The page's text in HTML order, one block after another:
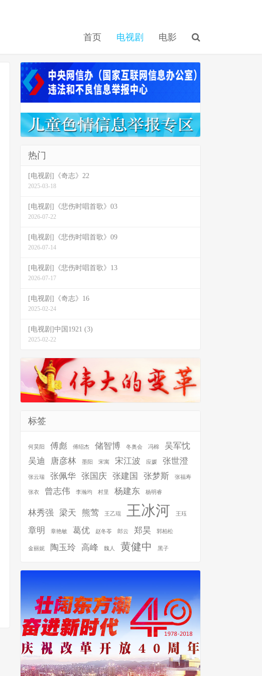
首页 电视剧 电影
热门
[电视剧]《奇志》22
2025-03-18
[电视剧]《悲伤时唱首歌》03
2026-07-22
[电视剧]《悲伤时唱首歌》09
2026-07-14
[电视剧]《悲伤时唱首歌》13
2026-07-17
[电视剧]《奇志》16
2025-02-24
[电视剧]中国1921 (3)
2025-02-22
标签
何昊阳 傅彪 傅绍杰 储智博 冬奥会 冯棉
吴军忱
吴迪
唐彦林 墨阳 宋寓 宋江波 应媛 张世澄
张云瑞 张佩华 张国庆 张建国 张梦斯 张福寿
张衣 曾志伟 李瀚均 村里 杨建东 杨明睿
林秀强 梁天 熊莺 王乙琨 王冰河 王珏
章明 章艳敏 葛优 赵冬苓 郎云 郑昊 郭柏松
金丽妮 陶玉玲 高峰 魏人 黄健中 黑子